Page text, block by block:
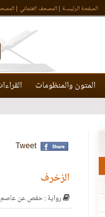
الصفحة الرئيسـة المصحف العثماني
المتون والمنظومات
Tweet
الزخرف
رواية : حفص عن عاصم